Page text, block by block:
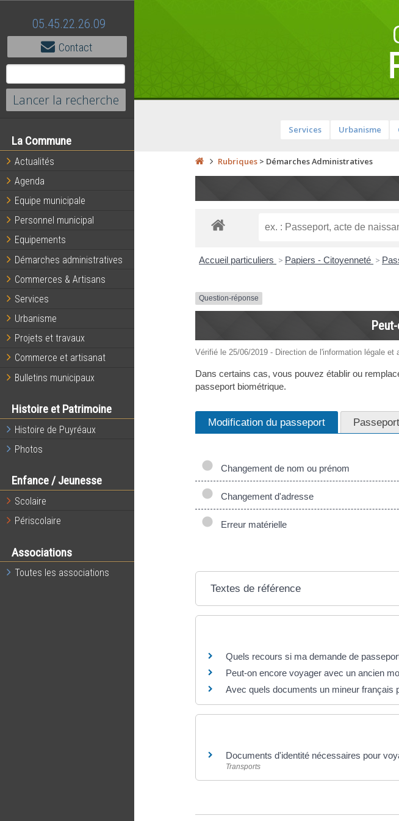
05.45.22.26.09
Contact
La Commune
Actualités
Agenda
Equipe municipale
Personnel municipal
Equipements
Démarches administratives
Commerces & Artisans
Services
Urbanisme
Projets et travaux
Commerce et artisanat
Bulletins municipaux
Histoire et Patrimoine
Histoire de Puyréaux
Photos
Enfance / Jeunesse
Scolaire
Périscolaire
Associations
Toutes les associations
Services Urbanisme
Rubriques> Démarches Administratives
Accueil particuliers > Papiers - Citoyenneté >
Question-réponse
Vérifié le 25/06/2019 - Direction de l'information légale
Dans certains cas, vous pouvez établir ou
passeport biométrique.
Modification du passeport
Changement de nom ou prénom
Changement d'adresse
Erreur matérielle
Textes de référence
Quels recours si ma demande de
Peut-on encore voyager avec un ancien
Avec quels documents un mineur français
Documents d'identité nécessaires pour
Transports